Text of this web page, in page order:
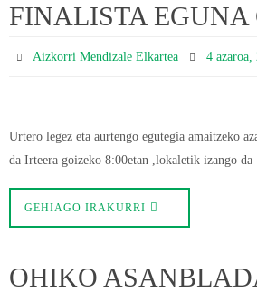
FINALISTA EGUNA
Aizkorri Mendizale Elkartea 4 azaroa,
Urtero legez eta aurtengo egutegia amaitzeko
da Irteera goizeko 8:00etan ,lokaletik izango da
GEHIAGO IRAKURRI
OHIKO